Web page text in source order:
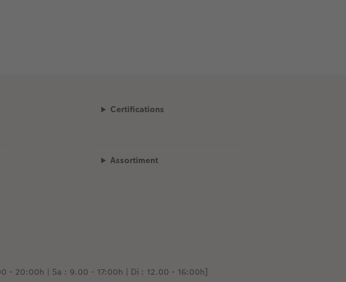
Certifications
Assortiment
- 20:00h | Sa : 9.00 - 17:00h | Di : 12.00 - 16:00h]